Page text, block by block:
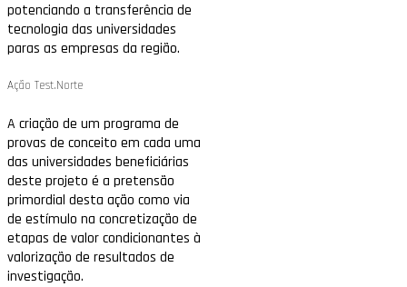
potenciando a transferência de
tecnologia das universidades
paras as empresas da região.
Ação Test.Norte
A criação de um programa de
provas de conceito em cada uma
das universidades beneficiárias
deste projeto é a pretensão
primordial desta ação como via
de estímulo na concretização de
etapas de valor condicionantes à
valorização de resultados de
investigação.